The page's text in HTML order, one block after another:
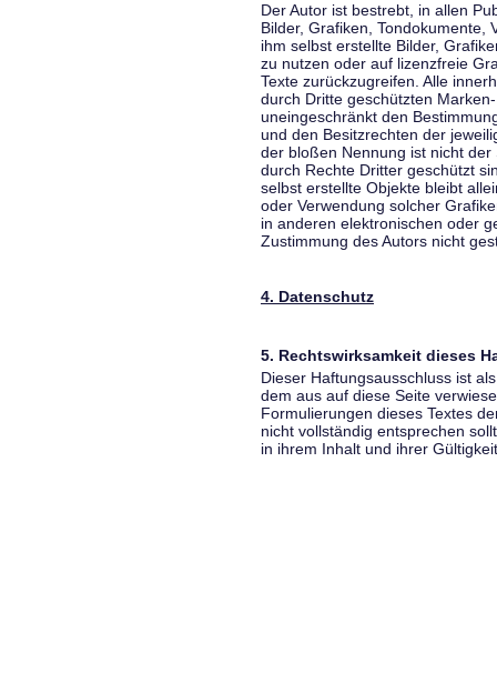
Der Autor ist bestrebt, in allen
Bilder, Grafiken, Tondokumente,
ihm selbst erstellte Bilder,
zu nutzen oder auf lizenzfreie
Texte zurückzugreifen. Alle
durch Dritte geschützten
uneingeschränkt den
und den Besitzrechten der
der bloßen Nennung ist nicht
durch Rechte Dritter geschützt
selbst erstellte Objekte bleibt
oder Verwendung solcher
in anderen elektronischen oder
Zustimmung des Autors nicht
4. Datenschutz
5. Rechtswirksamkeit dieses
Dieser Haftungsausschluss ist
dem aus auf diese Seite
Formulierungen dieses Textes
nicht vollständig entsprechen
in ihrem Inhalt und ihrer